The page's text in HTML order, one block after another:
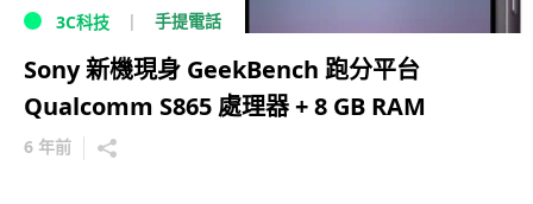
3C科技 手提電話
Sony 新機現身 GeekBench 跑分平台
Qualcomm S865 處理器 + 8 GB RAM
6 年前